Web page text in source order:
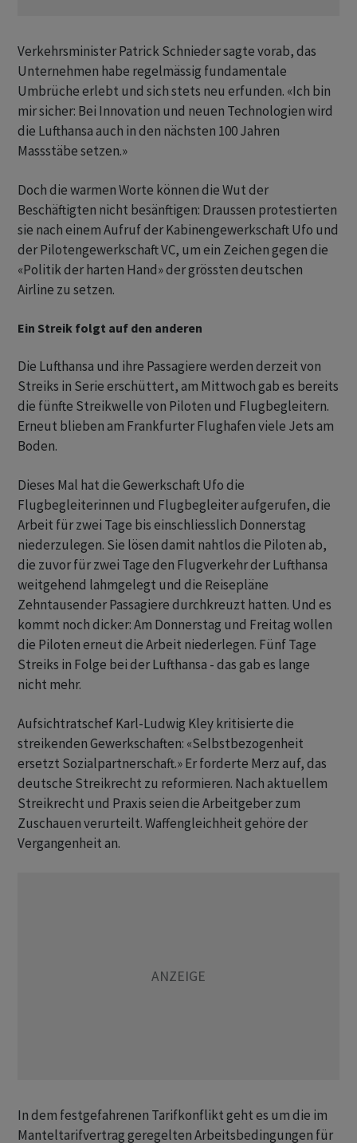
Verkehrsminister Patrick Schnieder sagte vorab, das
Unternehmen habe regelmässig fundamentale
Umbrüche erlebt und sich stets neu erfunden. «Ich bin
mir sicher: Bei Innovation und neuen Technologien wird
die Lufthansa auch in den nächsten 100 Jahren
Massstäbe setzen.»
Doch die warmen Worte können die Wut der
Beschäftigten nicht besänftigen: Draussen protestierten
sie nach einem Aufruf der Kabinengewerkschaft Ufo und
der Pilotengewerkschaft VC, um ein Zeichen gegen die
«Politik der harten Hand» der grössten deutschen
Airline zu setzen.
Ein Streik folgt auf den anderen
Die Lufthansa und ihre Passagiere werden derzeit von
Streiks in Serie erschüttert, am Mittwoch gab es bereits
die fünfte Streikwelle von Piloten und Flugbegleitern.
Erneut blieben am Frankfurter Flughafen viele Jets am
Boden.
Dieses Mal hat die Gewerkschaft Ufo die
Flugbegleiterinnen und Flugbegleiter aufgerufen, die
Arbeit für zwei Tage bis einschliesslich Donnerstag
niederzulegen. Sie lösen damit nahtlos die Piloten ab,
die zuvor für zwei Tage den Flugverkehr der Lufthansa
weitgehend lahmgelegt und die Reisepläne
Zehntausender Passagiere durchkreuzt hatten. Und es
kommt noch dicker: Am Donnerstag und Freitag wollen
die Piloten erneut die Arbeit niederlegen. Fünf Tage
Streiks in Folge bei der Lufthansa - das gab es lange
nicht mehr.
Aufsichtratschef Karl-Ludwig Kley kritisierte die
streikenden Gewerkschaften: «Selbstbezogenheit
ersetzt Sozialpartnerschaft.» Er forderte Merz auf, das
deutsche Streikrecht zu reformieren. Nach aktuellem
Streikrecht und Praxis seien die Arbeitgeber zum
Zuschauen verurteilt. Waffengleichheit gehöre der
Vergangenheit an.
In dem festgefahrenen Tarifkonflikt geht es um die im
Manteltarifvertrag geregelten Arbeitsbedingungen für